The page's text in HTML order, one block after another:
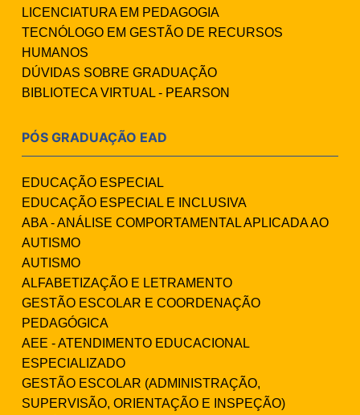
LICENCIATURA EM PEDAGOGIA
TECNÓLOGO EM GESTÃO DE RECURSOS
HUMANOS
DÚVIDAS SOBRE GRADUAÇÃO
BIBLIOTECA VIRTUAL - PEARSON
PÓS GRADUAÇÃO EAD
EDUCAÇÃO ESPECIAL
EDUCAÇÃO ESPECIAL E INCLUSIVA
ABA - ANÁLISE COMPORTAMENTAL APLICADA AO
AUTISMO
AUTISMO
ALFABETIZAÇÃO E LETRAMENTO
GESTÃO ESCOLAR E COORDENAÇÃO
PEDAGÓGICA
AEE - ATENDIMENTO EDUCACIONAL
ESPECIALIZADO
GESTÃO ESCOLAR (ADMINISTRAÇÃO,
SUPERVISÃO, ORIENTAÇÃO E INSPEÇÃO)